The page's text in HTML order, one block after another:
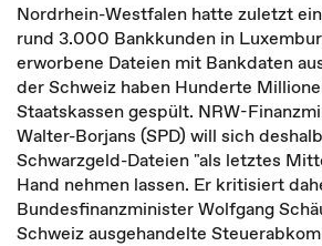
Nordrhein-Westfalen hatte zuletzt
rund 3.000 Bankkunden in
erworbene Dateien mit Bankdaten
der Schweiz haben Hunderte
Staatskassen gespült. NRW-
Walter-Borjans (SPD) will sich
Schwarzgeld-Dateien "als letztes
Hand nehmen lassen. Er kritisiert
Bundesfinanzminister Wolfgang
Schweiz ausgehandelte